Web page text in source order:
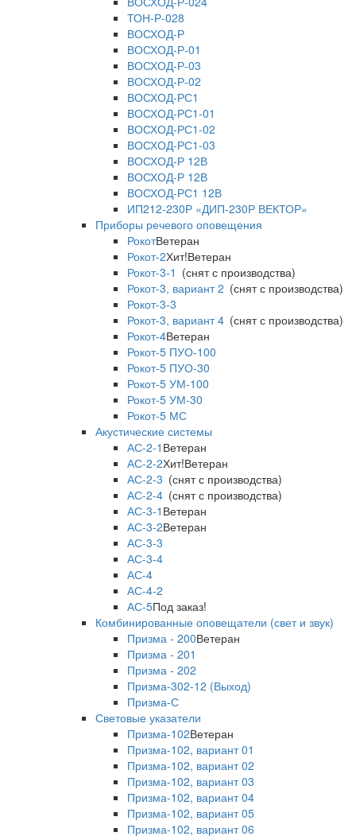
ТОН-Р-028
ВОСХОД-Р
ВОСХОД-Р-01
ВОСХОД-Р-03
ВОСХОД-Р-02
ВОСХОД-РС1
ВОСХОД-РС1-01
ВОСХОД-РС1-02
ВОСХОД-РС1-03
ВОСХОД-Р 12В
ВОСХОД-Р 12В
ВОСХОД-РС1 12В
ИП212-230Р «ДИП-230Р ВЕКТОР»
Приборы речевого оповещения
РокотВетеран
Рокот-2Хит!Ветеран
Рокот-3-1 (снят с производства)
Рокот-3, вариант 2 (снят с производства)
Рокот-3-3
Рокот-3, вариант 4 (снят с производства)
Рокот-4Ветеран
Рокот-5 ПУО-100
Рокот-5 ПУО-30
Рокот-5 УМ-100
Рокот-5 УМ-30
Рокот-5 МС
Акустические системы
АС-2-1 Ветеран
АС-2-2Хит!Ветеран
АС-2-3 (снят с производства)
АС-2-4 (снят с производства)
АС-3-1 Ветеран
АС-3-2Ветеран
АС-3-3
АС-3-4
АС-4
АС-4-2
АС-5Под заказ!
Комбинированные оповещатели (свет и звук)
Призма - 200Ветеран
Призма - 201
Призма - 202
Призма-302-12 (Выход)
Призма-С
Световые указатели
Призма-102Ветеран
Призма-102, вариант 01
Призма-102, вариант 02
Призма-102, вариант 03
Призма-102, вариант 04
Призма-102, вариант 05
Призма-102, вариант 06